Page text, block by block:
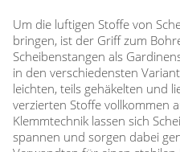
Um die luftigen Stoffe von
bringen, ist der Griff zum
Scheibenstangen als
in den verschiedensten
leichten, teils gehäkelten und
verzierten Stoffe vollkommen
Klemmtechnik lassen sich
spannen und sorgen dabei